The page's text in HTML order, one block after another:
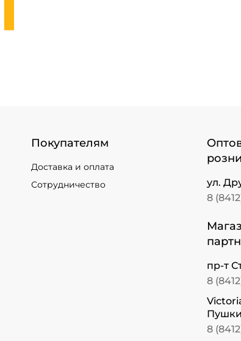
Покупателям
Доставка и оплата
Сотрудничество
ул.
8
пр-т
8
8